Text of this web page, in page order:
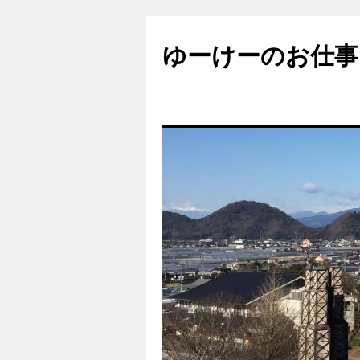
ゆーけーのお仕